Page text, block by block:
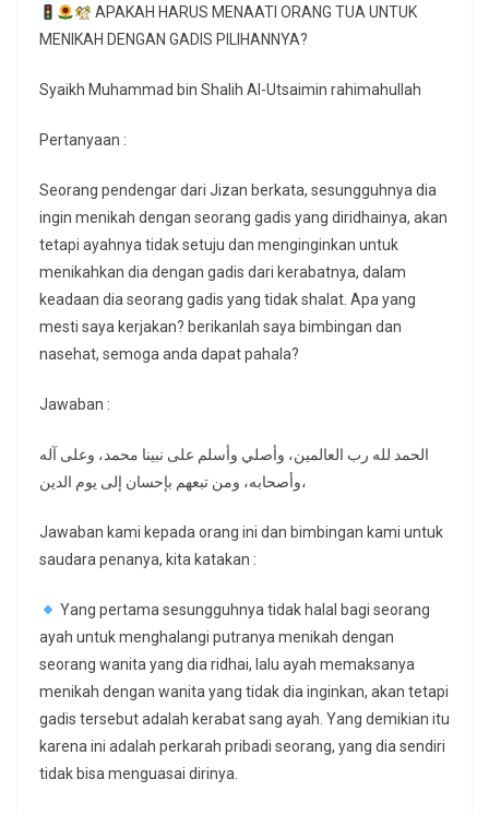
APAKAH HARUS MENAATI ORANG TUA UNTUK
MENIKAH DENGAN GADIS PILIHANNYA?
Syaikh Muhammad bin Shalih Al-Utsaimin rahimahullah
Pertanyaan :
Seorang pendengar dari Jizan berkata, sesungguhnya dia
ingin menikah dengan seorang gadis yang diridhainya, akan
tetapi ayahnya tidak setuju dan menginginkan untuk
menikahkan dia dengan gadis dari kerabatnya, dalam
keadaan dia seorang gadis yang tidak shalat. Apa yang
mesti saya kerjakan? berikanlah saya bimbingan dan
nasehat, semoga anda dapat pahala?
Jawaban :
الحمد لله رب العالمين، وأصلي وأسلم على نبينا محمد، وعلى آله
وأصحابه، ومن تبعهم بإحسان إلى يوم الدين،
Jawaban kami kepada orang ini dan bimbingan kami untuk
saudara penanya, kita katakan :
Yang pertama sesungguhnya tidak halal bagi seorang
ayah untuk menghalangi putranya menikah dengan
seorang wanita yang dia ridhai, lalu ayah memaksanya
menikah dengan wanita yang tidak dia inginkan, akan tetapi
gadis tersebut adalah kerabat sang ayah. Yang demikian itu
karena ini adalah perkarah pribadi seorang, yang dia sendiri
tidak bisa menguasai dirinya.